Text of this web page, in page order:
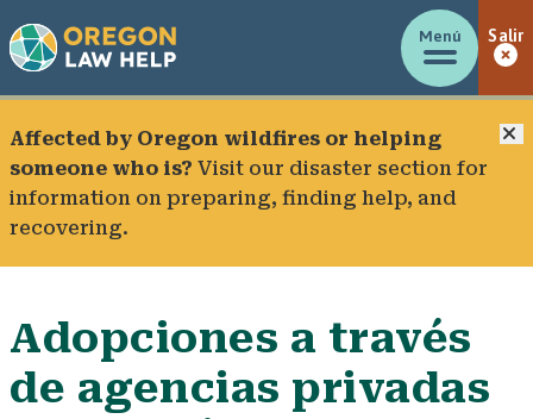
Menú Salir
Affected by Oregon wildfires or helping
someone who is? Visit our disaster section for
information on preparing, finding help, and
recovering.
Adopciones a través
de agencias privadas